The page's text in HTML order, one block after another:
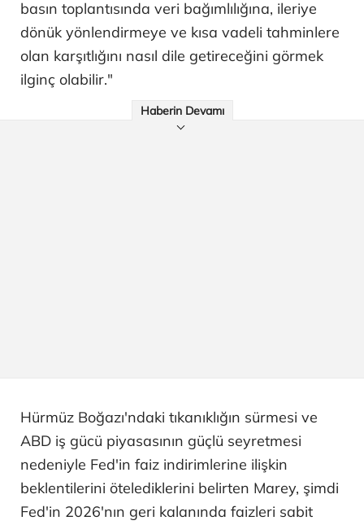
basın toplantısında veri bağımlılığına, ileriye
dönük yönlendirmeye ve kısa vadeli tahminlere
olan karşıtlığını nasıl dile getireceğini görmek
ilginç olabilir."
Haberin Devamı
Hürmüz Boğazı'ndaki tıkanıklığın sürmesi ve
ABD iş gücü piyasasının güçlü seyretmesi
nedeniyle Fed'in faiz indirimlerine ilişkin
beklentilerini ötelediklerini belirten Marey, şimdi
Fed'in 2026'nın geri kalanında faizleri sabit